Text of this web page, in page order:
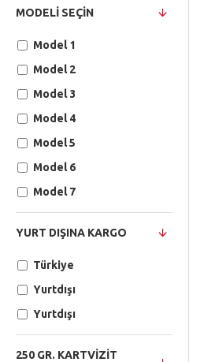
MODELI SEÇIN
Model 1
Model 2
Model 3
Model 4
Model 5
Model 6
Model 7
YURT DIŞINA KARGO
Türkiye
Yurtdışı
Yurtdışı
250 GR. KARTVIZIT